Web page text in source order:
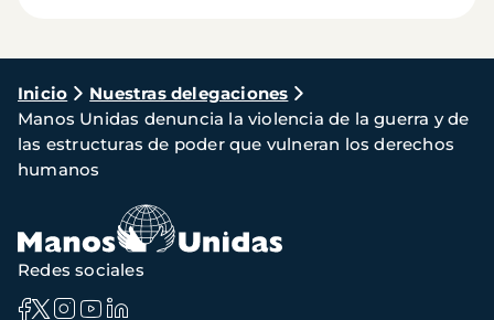
Ruta
de
navegación
Inicio
Nuestras delegaciones
Manos Unidas denuncia la violencia de la guerra y de
las estructuras de poder que vulneran los derechos
humanos
Redes sociales